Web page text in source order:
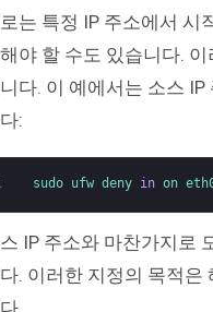
는 특정 IP 주소에서 시
야 할 수도 있습니다.
다. 이 예에서는 소스
:
sudo ufw deny in on
IP 주소와 마찬가지로
. 이러한 지정의 목적은
.